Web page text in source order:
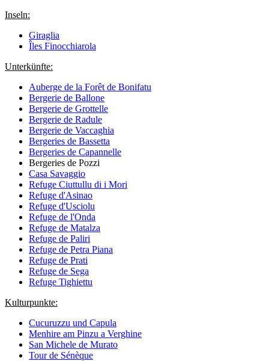
Inseln:
Giraglia
Îles Finocchiarola
Unterkünfte:
Auberge de la Forêt de Bonifatu
Bergerie de Ballone
Bergerie de Grottelle
Bergerie de Radule
Bergerie de Vaccaghia
Bergeries de Bassetta
Bergeries de Capannelle
Bergeries de Pozzi
Casa Savaggio
Refuge Ciuttullu di i Mori
Refuge d'Asinao
Refuge d'Usciolu
Refuge de l'Onda
Refuge de Matalza
Refuge de Paliri
Refuge de Petra Piana
Refuge de Prati
Refuge de Sega
Refuge Tighiettu
Kulturpunkte:
Cucuruzzu und Capula
Menhire am Pinzu a Verghine
San Michele de Murato
Tour de Sénèque